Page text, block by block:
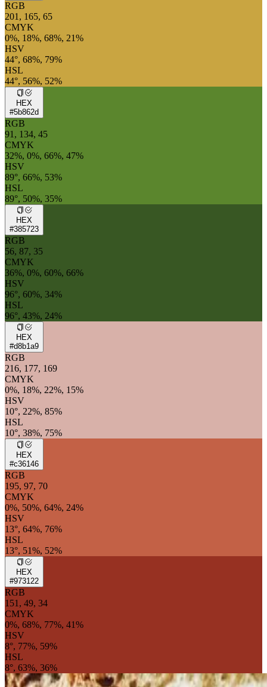
RGB
201, 165, 65
CMYK
0%, 18%, 68%, 21%
HSV
44°, 68%, 79%
HSL
44°, 56%, 52%
HEX
#5b862d
RGB
91, 134, 45
CMYK
32%, 0%, 66%, 47%
HSV
89°, 66%, 53%
HSL
89°, 50%, 35%
HEX
#385723
RGB
56, 87, 35
CMYK
36%, 0%, 60%, 66%
HSV
96°, 60%, 34%
HSL
96°, 43%, 24%
HEX
#d8b1a9
RGB
216, 177, 169
CMYK
0%, 18%, 22%, 15%
HSV
10°, 22%, 85%
HSL
10°, 38%, 75%
HEX
#c36146
RGB
195, 97, 70
CMYK
0%, 50%, 64%, 24%
HSV
13°, 64%, 76%
HSL
13°, 51%, 52%
HEX
#973122
RGB
151, 49, 34
CMYK
0%, 68%, 77%, 41%
HSV
8°, 77%, 59%
HSL
8°, 63%, 36%